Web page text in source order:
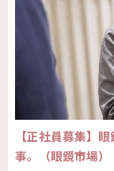
【正社員募集】
事。（眼鏡市場）